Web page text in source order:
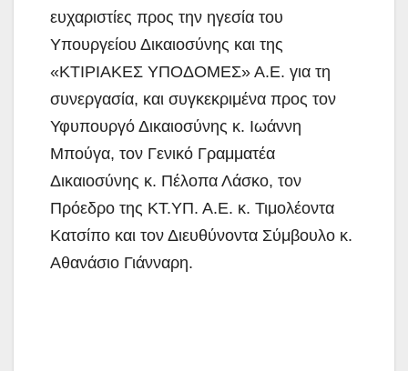
ευχαριστίες προς την ηγεσία του
Υπουργείου Δικαιοσύνης και της
«ΚΤΙΡΙΑΚΕΣ ΥΠΟΔΟΜΕΣ» Α.Ε. για τη
συνεργασία, και συγκεκριμένα προς τον
Υφυπουργό Δικαιοσύνης κ. Ιωάννη
Μπούγα, τον Γενικό Γραμματέα
Δικαιοσύνης κ. Πέλοπα Λάσκο, τον
Πρόεδρο της ΚΤ.ΥΠ. Α.Ε. κ. Τιμολέοντα
Κατσίπο και τον Διευθύνοντα Σύμβουλο κ.
Αθανάσιο Γιάνναρη.